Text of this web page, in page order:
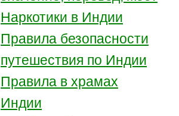
Наркотики в Индии
Правила безопасности
путешествия по Индии
Правила в храмах
Индии